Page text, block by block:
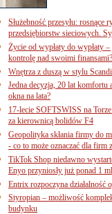
Służebność przesyłu: rosnące
przedsiębiorstw sieciowych.
Życie od wypłaty do wypłaty
kontrolę nad swoimi finansami?
Wnętrza z duszą w stylu
Jedna decyzja, 20 lat komfortu
okna na lata?
17-lecie SOFTSWISS na
za kierownicą bolidów F4
Geopolityka skłania firmy do
- co to może oznaczać dla firm
TikTok Shop niedawno
Enyo przyniosły już ponad 1
Entrix rozpoczyna działalność
Styropian – możliwość
budynku